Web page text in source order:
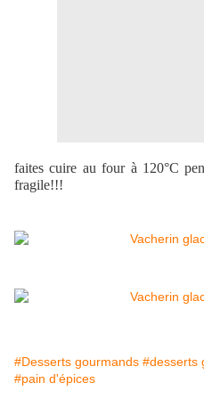
faites cuire au four à 120°C
fragile!!!
#Desserts gourmands #desserts
#pain d'épices